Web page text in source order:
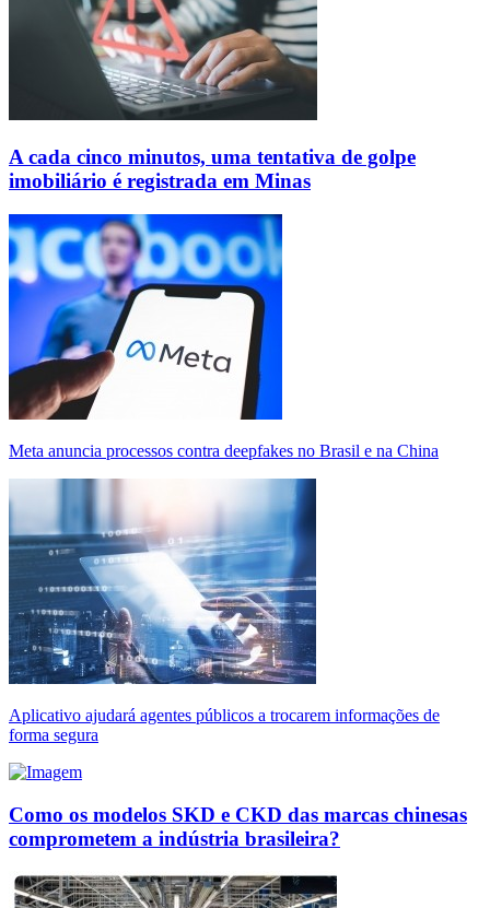
A cada cinco minutos, uma tentativa de golpe
imobiliário é registrada em Minas
Meta anuncia processos contra deepfakes no Brasil e na China
Aplicativo ajudará agentes públicos a trocarem informações de
forma segura
Como os modelos SKD e CKD das marcas chinesas
comprometem a indústria brasileira?